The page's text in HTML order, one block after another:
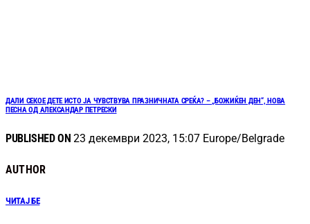
ДАЛИ СЕКОЕ ДЕТЕ ИСТО ЈА ЧУВСТВУВА ПРАЗНИЧНАТА СРЕЌА? – „БОЖИЌЕН ДЕН“, НОВА
ПЕСНА ОД АЛЕКСАНДАР ПЕТРЕСКИ
PUBLISHED ON 23 декември 2023, 15:07 Europe/Belgrade
AUTHOR
ЧИТАЈ БЕ